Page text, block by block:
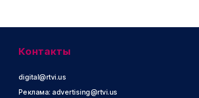
Контакты
digital@rtvi.us
Реклама: advertising@rtvi.us